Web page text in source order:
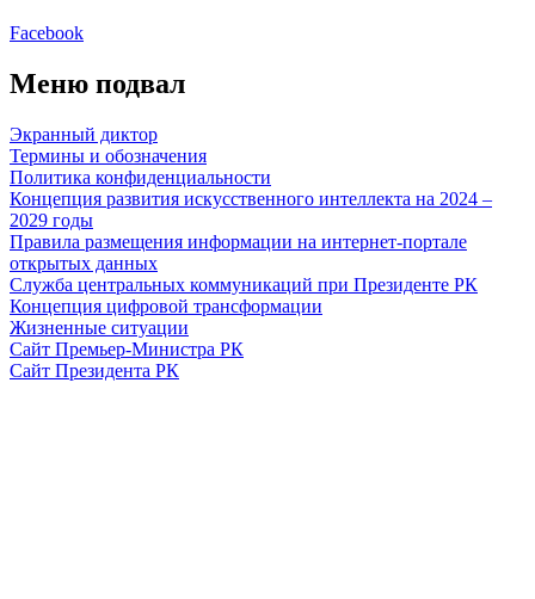
Facebook
Меню подвал
Экранный диктор
Термины и обозначения
Политика конфиденциальности
Концепция развития искусственного интеллекта на 2024 –
2029 годы
Правила размещения информации на интернет-портале
открытых данных
Служба центральных коммуникаций при Президенте РК
Концепция цифровой трансформации
Жизненные ситуации
Сайт Премьер-Министра РК
Сайт Президента РК